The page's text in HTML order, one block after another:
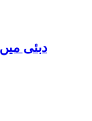
دبئی